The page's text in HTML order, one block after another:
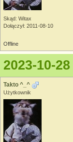
Skąd: Witax
Dołączył: 2011-08-10
Offline
2023-10-
Takto ^_^
Użytkownik